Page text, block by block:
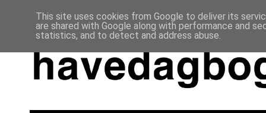
This site uses cookies from Google to deliver its
are shared with Google along with performance and
statistics, and to detect and address abuse.